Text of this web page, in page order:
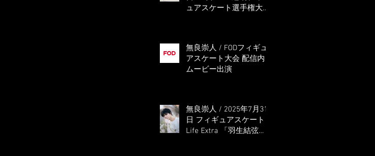
ュアスケート選手権大会
無良崇人 / FODフィギュ
アスケート大会 配信内
ムービー出演
無良崇人 / 2025年7月31
日 フィギュアスケート
Life Extra 「羽生結弦